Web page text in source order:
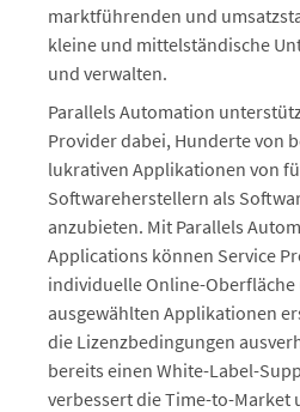
marktführenden und
kleine und mittelständische
und verwalten.
Parallels Automation
Provider dabei, Hunderte von
lukrativen Applikationen von
Softwareherstellern als
anzubieten. Mit Parallels
Applications können Service
individuelle Online-
ausgewählten Applikationen
die Lizenzbedingungen
bereits einen White-Label-
verbessert die Time-to-Market